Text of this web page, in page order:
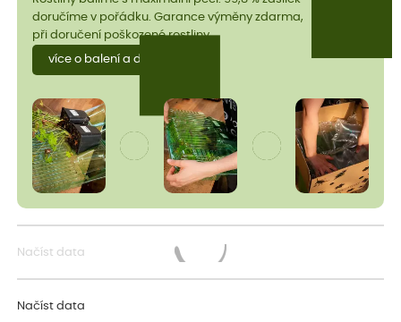
doručíme v pořádku. Garance výměny zdarma,
při doručení poškozené rostliny.
více o balení a dopravě
Načíst data
Načíst data